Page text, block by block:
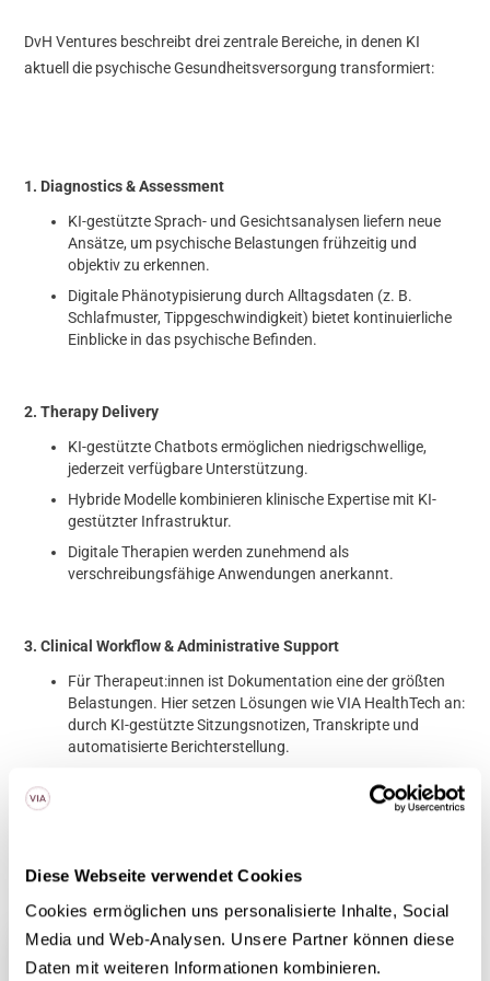
Diese Webseite verwendet Cookies
Cookies ermöglichen uns personalisierte Inhalte, Social
Media und Web-Analysen. Unsere Partner können diese
Daten mit weiteren Informationen kombinieren.
DvH Ventures beschreibt drei zentrale Bereiche, in denen KI
aktuell die psychische Gesundheitsversorgung transformiert:
1. Diagnostics & Assessment
KI-gestützte Sprach- und Gesichtsanalysen liefern neue
Ansätze, um psychische Belastungen frühzeitig und
objektiv zu erkennen.
Digitale Phänotypisierung durch Alltagsdaten (z. B.
Schlafmuster, Tippgeschwindigkeit) bietet kontinuierliche
Einblicke in das psychische Befinden.
2. Therapy Delivery
KI-gestützte Chatbots ermöglichen niedrigschwellige,
jederzeit verfügbare Unterstützung.
Hybride Modelle kombinieren klinische Expertise mit KI-
gestützter Infrastruktur.
Digitale Therapien werden zunehmend als
verschreibungsfähige Anwendungen anerkannt.
3. Clinical Workflow & Administrative Support
Für Therapeut:innen ist Dokumentation eine der größten
Belastungen. Hier setzen Lösungen wie VIA HealthTech an:
durch KI-gestützte Sitzungsnotizen, Transkripte und
automatisierte Berichterstellung.
reduzieren, sodass mehr Zeit für die eigentliche
Brauchen Sie mehr Informationen? Buchen Sie einfach ein